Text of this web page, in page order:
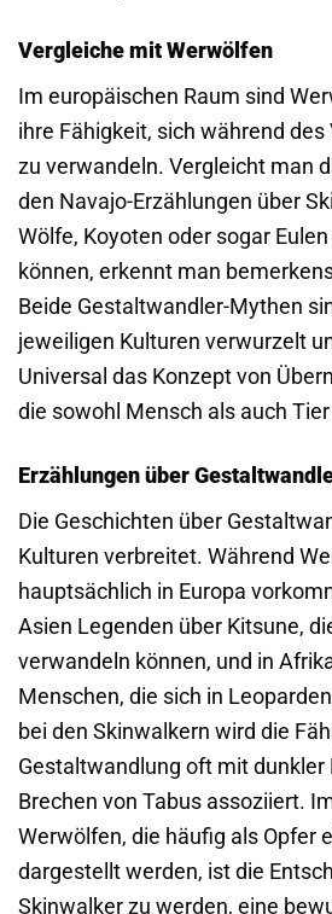
Vergleiche mit Werwölfen
Im europäischen Raum sind
ihre Fähigkeit, sich während
zu verwandeln. Vergleicht man
den Navajo-Erzählungen über
Wölfe, Koyoten oder sogar
können, erkennt man
Beide Gestaltwandler-Mythen
jeweiligen Kulturen verwurzelt
Universal das Konzept von
die sowohl Mensch als auch
Erzählungen über
Die Geschichten über
Kulturen verbreitet. Während
hauptsächlich in Europa
Asien Legenden über Kitsune,
verwandeln können, und in
Menschen, die sich in
bei den Skinwalkern wird die
Gestaltwandlung oft mit dunkler
Brechen von Tabus assoziiert.
Werwölfen, die häufig als Opfer
dargestellt werden, ist die
Skinwalker zu werden, eine